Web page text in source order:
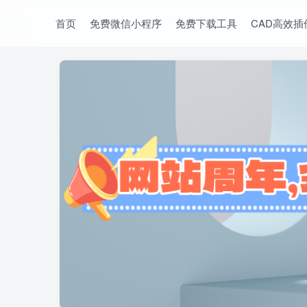
首页 免费微信小程序 免费下载工具 CAD高效插